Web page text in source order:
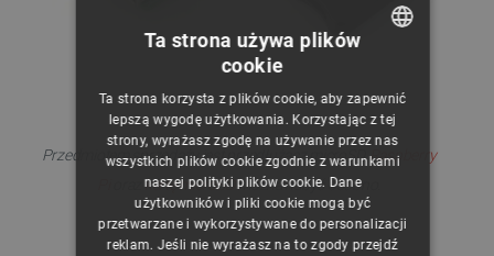
Przedmiotem sprzedaży jest przedłużacz microSD,Raspberry
kartę microSD można nabyć osobno.
CZECH
ENGLISH
GERMAN
Ta strona używa plików
cookie
Ta strona korzysta z plików cookie, aby zapewnić
lepszą wygodę użytkowania. Korzystając z tej
strony, wyrażasz zgodę na używanie przez nas
wszystkich plików cookie zgodnie z warunkami
naszej polityki plików cookie. Dane
użytkowników i pliki cookie mogą być
przetwarzane i wykorzystywane do personalizacji
reklam. Jeśli nie wyrażasz na to zgody przejdź